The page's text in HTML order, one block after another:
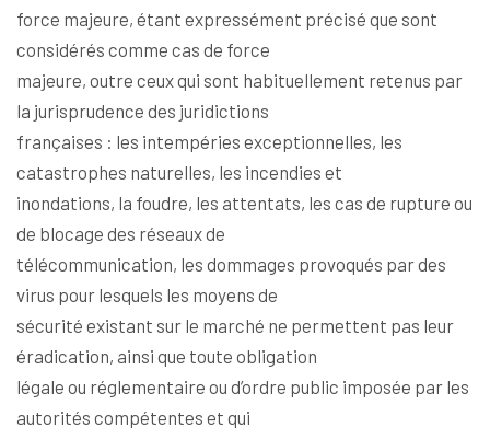
force majeure, étant expressément précisé que sont
considérés comme cas de force
majeure, outre ceux qui sont habituellement retenus par
la jurisprudence des juridictions
françaises : les intempéries exceptionnelles, les
catastrophes naturelles, les incendies et
inondations, la foudre, les attentats, les cas de rupture ou
de blocage des réseaux de
télécommunication, les dommages provoqués par des
virus pour lesquels les moyens de
sécurité existant sur le marché ne permettent pas leur
éradication, ainsi que toute obligation
légale ou réglementaire ou d’ordre public imposée par les
autorités compétentes et qui